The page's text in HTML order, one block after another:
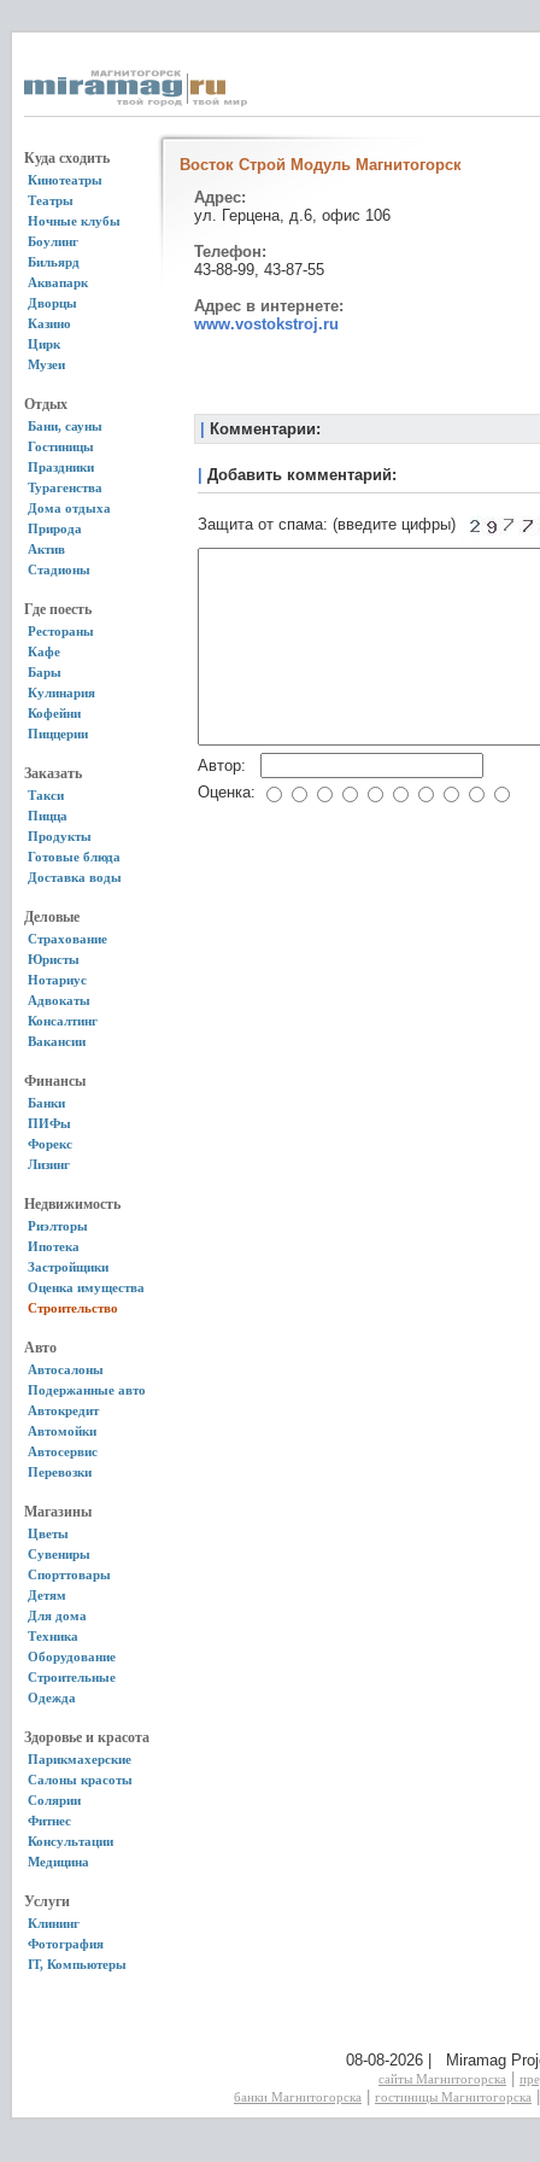
Куда сходить
Кинотеатры
Театры
Ночные клубы
Боулинг
Бильярд
Аквапарк
Дворцы
Казино
Цирк
Музеи
Отдых
Бани, сауны
Гостиницы
Праздники
Турагенства
Дома отдыха
Природа
Актив
Стадионы
Где поесть
Рестораны
Кафе
Бары
Кулинария
Кофейни
Пиццерии
Заказать
Такси
Пицца
Продукты
Готовые блюда
Доставка воды
Деловые
Страхование
Юристы
Нотариус
Адвокаты
Консалтинг
Вакансии
Финансы
Банки
ПИФы
Форекс
Лизинг
Недвижимость
Риэлторы
Ипотека
Застройщики
Оценка имущества
Строительство
Авто
Автосалоны
Подержанные авто
Автокредит
Автомойки
Автосервис
Перевозки
Магазины
Цветы
Сувениры
Спорттовары
Детям
Для дома
Техника
Оборудование
Строительные
Одежда
Здоровье и красота
Парикмахерские
Салоны красоты
Солярии
Фитнес
Консультации
Медицина
Услуги
Клининг
Фотография
IT, Компьютеры
Восток Строй Модуль Магнитогорск
Адрес:
ул. Герцена, д.6, офис 106
Телефон:
43-88-99, 43-87-55
Адрес в интернете:
www.vostokstroj.ru
Комментарии:
Добавить комментарий:
Защита от спама: (введите цифры)
Автор:
Оценка:
08-08-2026 | Miramag
сайты Магнитогорска
банки Магнитогорска
гостиницы Магнитогорска